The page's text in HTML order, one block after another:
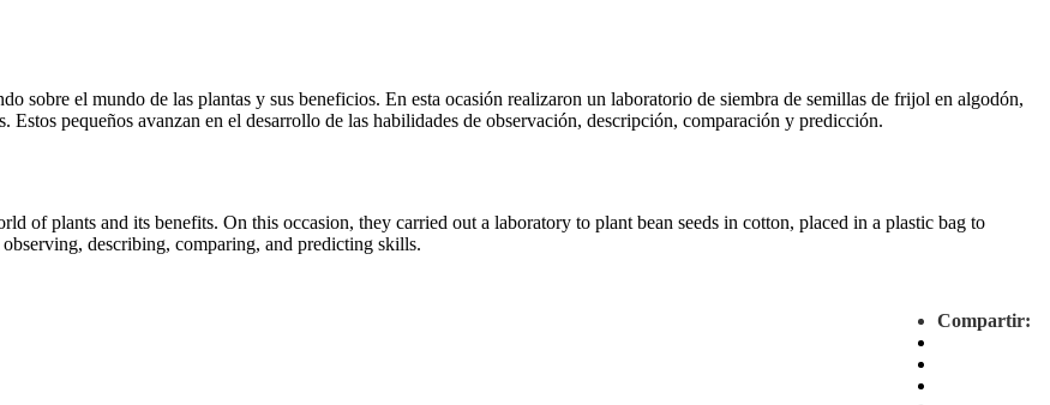
sobre el mundo de las plantas y sus beneficios. En esta ocasión realizaron un laboratorio de siembra de semillas de frijol en algodón,
Estos pequeños avanzan en el desarrollo de las habilidades de observación, descripción, comparación y predicción.
of plants and its benefits. On this occasion, they carried out a laboratory to plant bean seeds in cotton, placed in a plastic bag to
describing, comparing, and predicting skills.
Compartir: